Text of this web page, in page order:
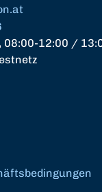
08:00-12:00 /